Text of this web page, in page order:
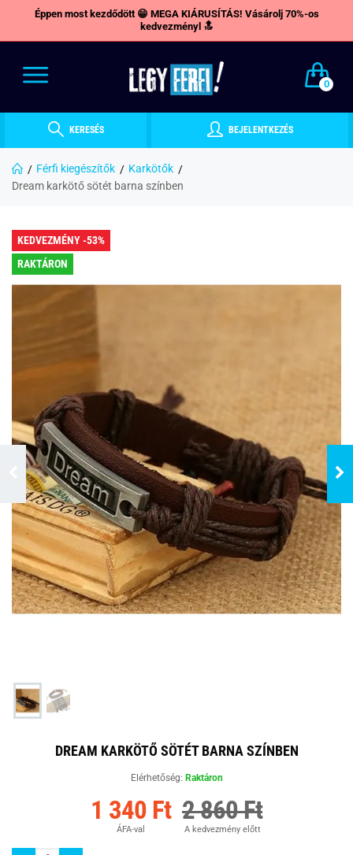
Éppen most kezdődött 😁 MEGA KIÁRUSÍTÁS! Vásárolj 70%-os
kedvezményl 🔝
0
KERESÉS BEJELENTKEZÉS
Férfi kiegészítők
Karkötők
Dream karkötő sötét barna színben
KEDVEZMÉNY -53%
RAKTÁRON
DREAM KARKÖTŐ SÖTÉT BARNA SZÍNBEN
Elérhetőség: Raktáron
1 340 Ft
ÁFA-val
2 860 Ft
A kedvezmény előtt